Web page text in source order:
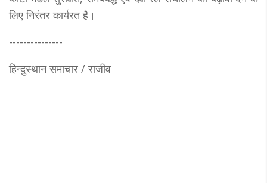
लिए निरंतर कार्यरत है।
---------------
हिन्दुस्थान समाचार / राजीव